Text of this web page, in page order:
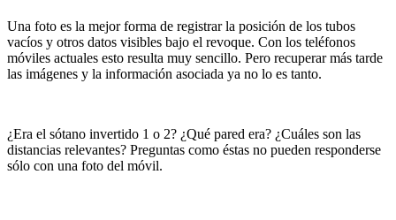
Una foto es la mejorforma de registrar la posición de los tubos
vacíos y otros datos visibles bajo el revoque. Con los teléfonos
móviles actuales esto resulta muy sencillo. Pero recuperar más tarde
las imágenes y la información asociada ya no lo es tanto.
¿Era el sótano invertido 1 o 2? ¿Qué pared era? ¿Cuáles son las
distancias relevantes? Preguntas como éstas no pueden responderse
sólo con una foto del móvil.